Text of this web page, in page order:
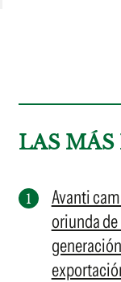
LAS MÁS
Avanti
oriunda de